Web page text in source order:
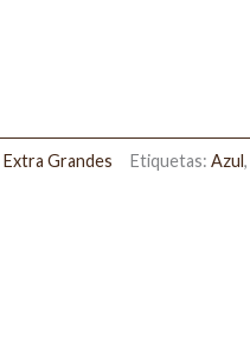
Extra Grandes Etiquetas: Azul,